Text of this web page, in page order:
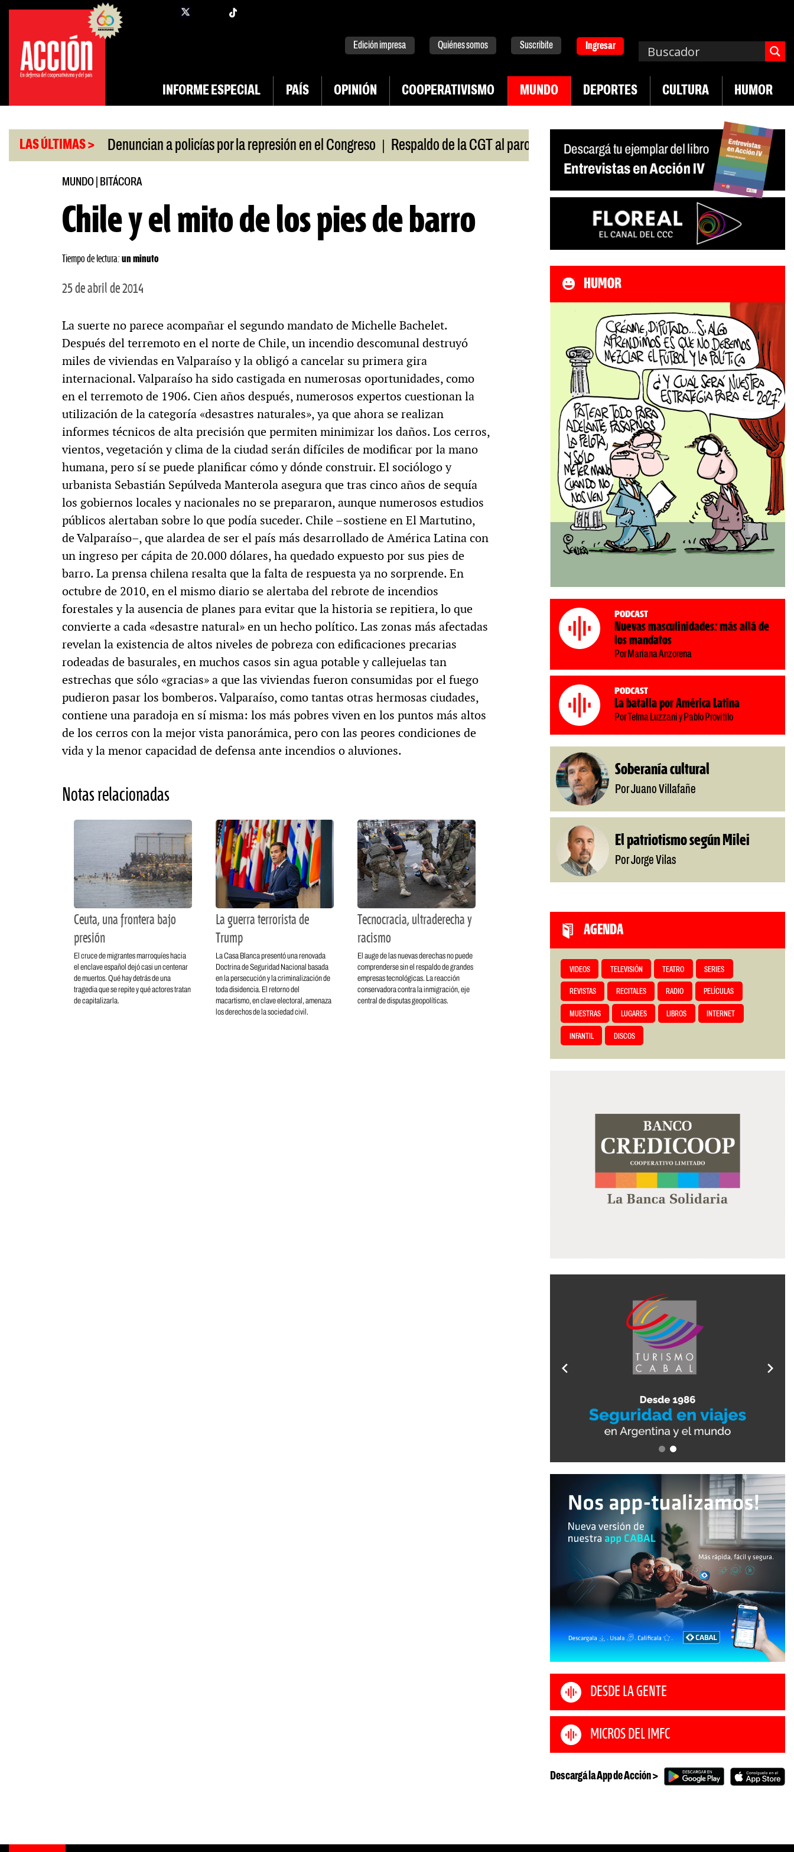
Saltar
contenido
facebook
Edición impresa Quiénes somos Suscribite Ingresar
INFORME ESPECIAL PAÍS OPINIÓN COOPERATIVISMO MUNDO DEPORTES CULTURA HUMOR
LAS ÚLTIMAS >
por la crisis | Denuncian a policías por la represión en el Congreso | Respaldo de la CGT al paro universitario | Industria textil sigue en caída | Sin
MUNDO| BITÁCORA
Chile y el mito de los pies de barro
Tiempo de lectura: un minuto
25 de abril de 2014
La suerte no parece acompañar el segundo mandato de Michelle Bachelet.
Después del terremoto en el norte de Chile, un incendio descomunal destruyó
miles de viviendas en Valparaíso y la obligó a cancelar su primera gira
internacional. Valparaíso ha sido castigada en numerosas oportunidades, como
en el terremoto de 1906. Cien años después, numerosos expertos cuestionan la
utilización de la categoría «desastres naturales», ya que ahora se realizan
informes técnicos de alta precisión que permiten minimizar los daños. Los cerros,
vientos, vegetación y clima de la ciudad serán difíciles de modificar por la mano
humana, pero sí se puede planificar cómo y dónde construir. El sociólogo y
urbanista Sebastián Sepúlveda Manterola asegura que tras cinco años de sequía
los gobiernos locales y nacionales no se prepararon, aunque numerosos estudios
públicos alertaban sobre lo que podía suceder. Chile –sostiene en El Martutino,
de Valparaíso–, que alardea de ser el país más desarrollado de América Latina con
un ingreso per cápita de 20.000 dólares, ha quedado expuesto por sus pies de
barro. La prensa chilena resalta que la falta de respuesta ya no sorprende. En
octubre de 2010, en el mismo diario se alertaba del rebrote de incendios
forestales y la ausencia de planes para evitar que la historia se repitiera, lo que
convierte a cada «desastre natural» en un hecho político. Las zonas más afectadas
revelan la existencia de altos niveles de pobreza con edificaciones precarias
rodeadas de basurales, en muchos casos sin agua potable y callejuelas tan
estrechas que sólo «gracias» a que las viviendas fueron consumidas por el fuego
pudieron pasar los bomberos. Valparaíso, como tantas otras hermosas ciudades,
contiene una paradoja en sí misma: los más pobres viven en los puntos más altos
de los cerros con la mejor vista panorámica, pero con las peores condiciones de
vida y la menor capacidad de defensa ante incendios o aluviones.
Notas relacionadas
Ceuta, una frontera bajo
presión
El cruce de migrantes marroquíes hacia
el enclave español dejó casi un centenar
de muertos. Qué hay detrás de una
tragedia que se repite y qué actores tratan
de capitalizarla.
La guerra terrorista de
Trump
La Casa Blanca presentó una renovada
Doctrina de Seguridad Nacional basada
en la persecución y la criminalización de
toda disidencia. El retorno del
macartismo, en clave electoral, amenaza
los derechos de la sociedad civil.
Tecnocracia, ultraderecha y
racismo
El auge de las nuevas derechas no puede
comprenderse sin el respaldo de grandes
empresas tecnológicas. La reacción
conservadora contra la inmigración, eje
central de disputas geopolíticas.
HUMOR
Podcast
Nuevas masculinidades: más allá de
los mandatos
Por Mariana Anzorena
Podcast
La batalla por América Latina
Por Telma Luzzani y Pablo Provitilo
Soberanía cultural
Por Juano Villafañe
El patriotismo según Milei
Por Jorge Vilas
AGENDA
VIDEOS TELEVISIÓN TEATRO SERIES
REVISTAS RECITALES RADIO PELÍCULAS
MUESTRAS LUGARES LIBROS INTERNET
INFANTIL DISCOS
DESDE LA GENTE
MICROS DEL IMFC
Descargá la App de Acción >